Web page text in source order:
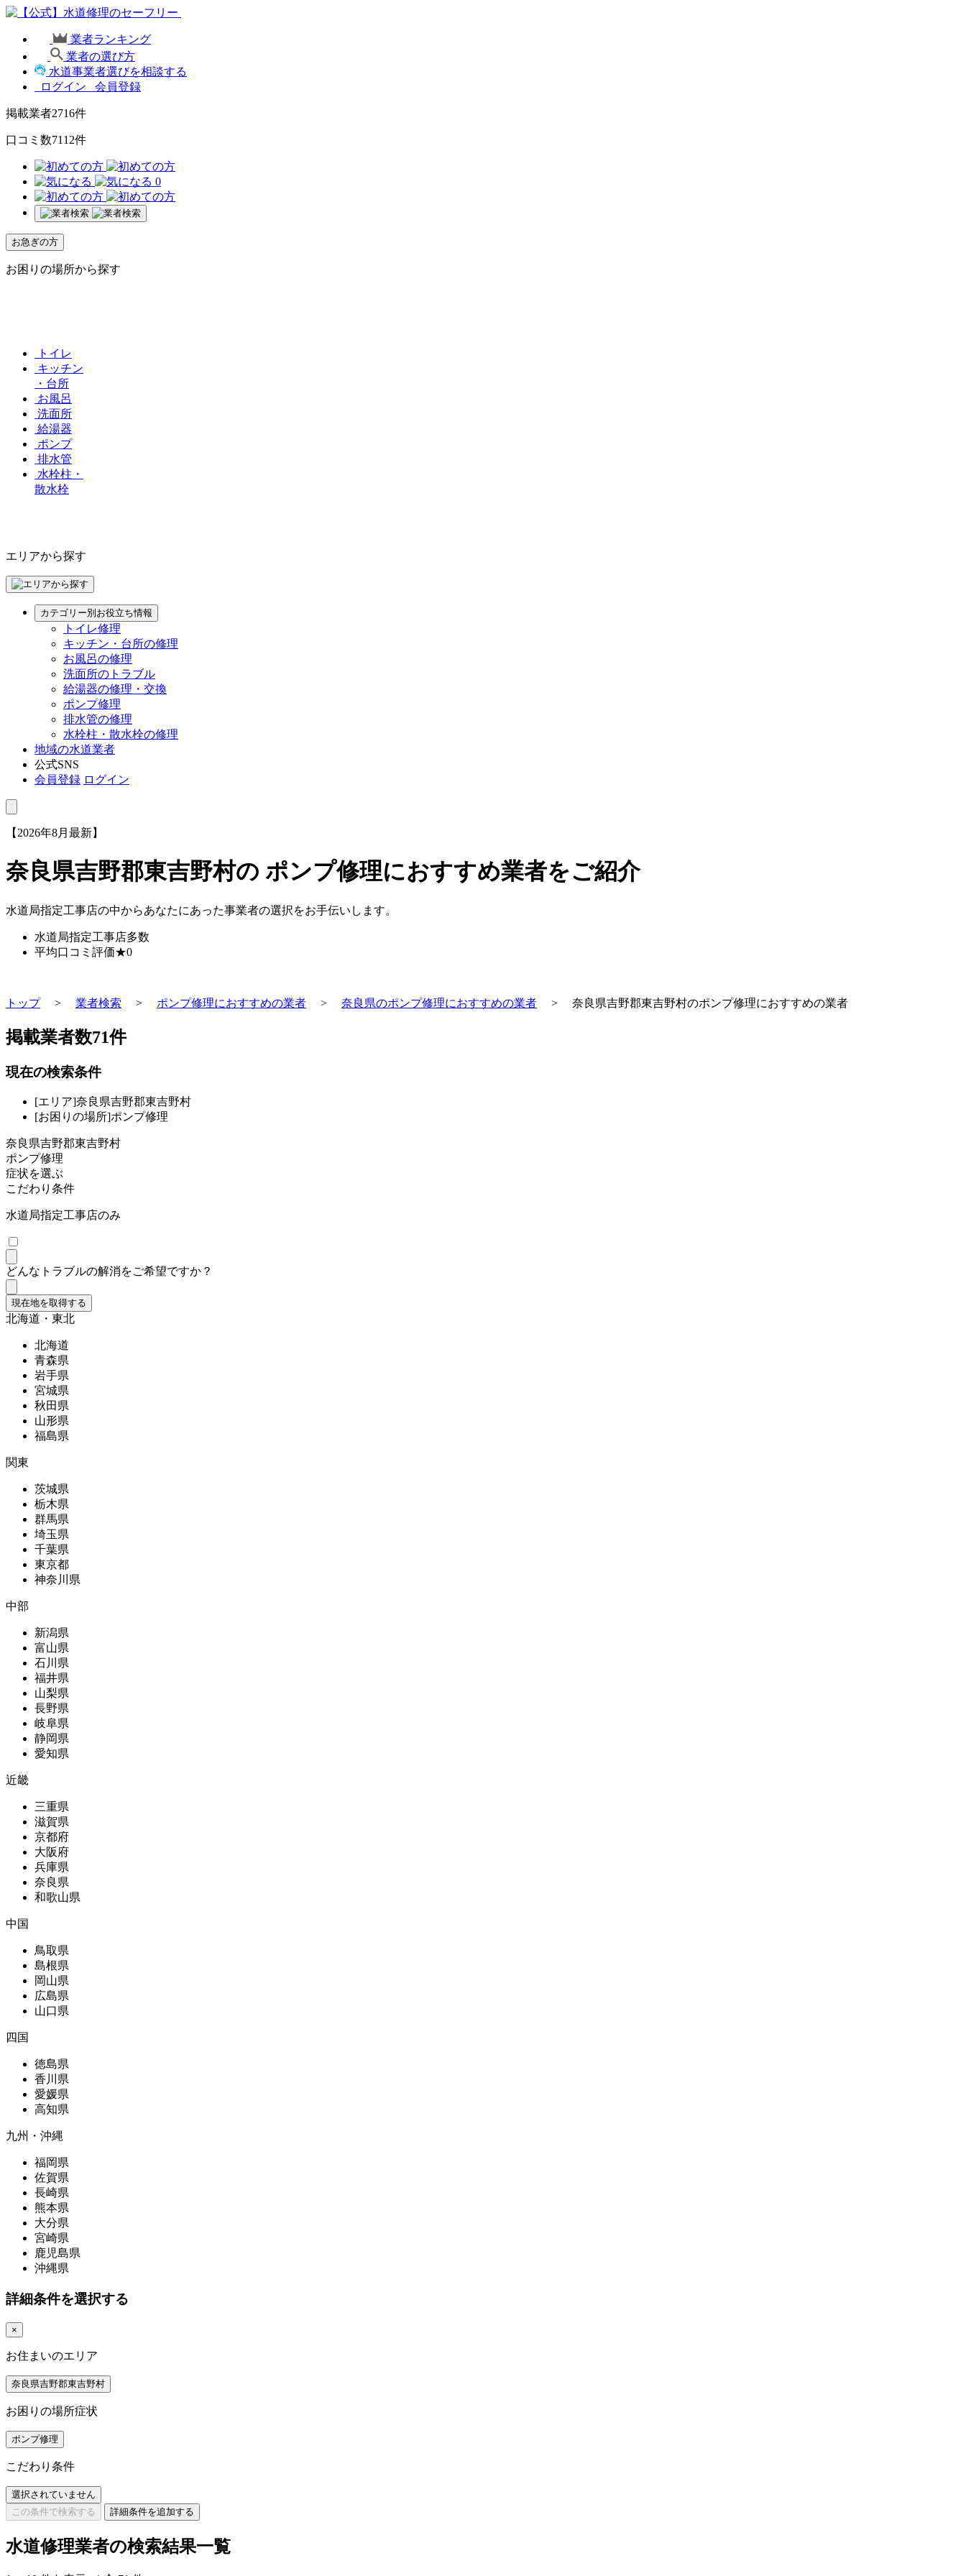
業者ランキング
業者の選び方
水道事業者選びを相談する
ログイン
会員登録
掲載業者2716件
口コミ数7112件
0
お急ぎの方
お困りの場所から探す
トイレ
キッチン
・台所
お風呂
洗面所
給湯器
ポンプ
排水管
水栓柱・
散水栓
エリアから探す
カテゴリー別お役立ち情報
トイレ修理
キッチン・台所の修理
お風呂の修理
洗面所のトラブル
給湯器の修理・交換
ポンプ修理
排水管の修理
水栓柱・散水栓の修理
地域の水道業者
公式SNS
会員登録 ログイン
【2026年8月最新】
奈良県吉野郡東吉野村の ポンプ修理におすすめ業者をご紹介
水道局指定工事店の中からあなたにあった事業者の選択をお手伝いします。
水道局指定工事店多数
平均口コミ評価★0
トップ> 業者検索 > ポンプ修理におすすめの業者 > 奈良県のポンプ修理におすすめの業者 > 奈良県吉野郡東吉野村のポンプ修理におすすめの業者
掲載業者数71件
現在の検索条件
[エリア]奈良県吉野郡東吉野村
[お困りの場所]ポンプ修理
奈良県吉野郡東吉野村
ポンプ修理
症状を選ぶ
こだわり条件
水道局指定工事店のみ
どんなトラブルの解消をご希望ですか？
現在地を取得する
北海道・東北
北海道
青森県
岩手県
宮城県
秋田県
山形県
福島県
関東
茨城県
栃木県
群馬県
埼玉県
千葉県
東京都
神奈川県
中部
新潟県
富山県
石川県
福井県
山梨県
長野県
岐阜県
静岡県
愛知県
近畿
三重県
滋賀県
京都府
大阪府
兵庫県
奈良県
和歌山県
中国
鳥取県
島根県
岡山県
広島県
山口県
四国
徳島県
香川県
愛媛県
高知県
九州・沖縄
福岡県
佐賀県
長崎県
熊本県
大分県
宮崎県
鹿児島県
沖縄県
詳細条件を選択する
×
お住まいのエリア
奈良県吉野郡東吉野村
お困りの場所症状
ポンプ修理
こだわり条件
選択されていません
この条件で検索する
詳細条件を追加する
水道修理業者の検索結果一覧